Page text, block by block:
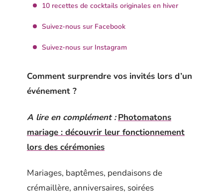
10 recettes de cocktails originales en hiver
Suivez-nous sur Facebook
Suivez-nous sur Instagram
Comment surprendre vos invités lors d’un
événement ?
A lire en complément : Photomatons
mariage : découvrir leur fonctionnement
lors des cérémonies
Mariages, baptêmes, pendaisons de
crémaillère, anniversaires, soirées